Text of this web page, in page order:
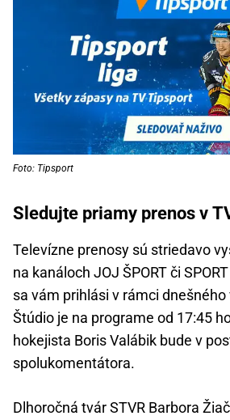
Foto: Tipsport
Sledujte priamy prenos v
Televízne prenosy sú striedavo
na kanáloch JOJ ŠPORT či
sa vám prihlási v rámci
Štúdio je na programe od 17:45
hokejista Boris Valábik bude v
spolukomentátora.
Dlhoročná tvár STVR Barbora